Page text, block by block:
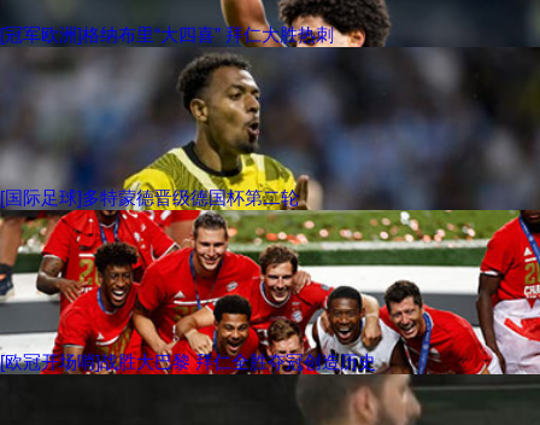
[冠军欧洲]格纳布里“大四喜” 拜仁大胜热刺
[国际足球]多特蒙德晋级德国杯第二轮
[欧冠开场哨]战胜大巴黎 拜仁全胜夺冠创造历史